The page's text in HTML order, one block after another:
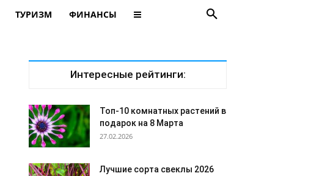
ТУРИЗМ ФИНАНСЫ
Интересные рейтинги:
Топ-10 комнатных растений в
подарок на 8 Марта
27.02.2026
Лучшие сорта свеклы 2026